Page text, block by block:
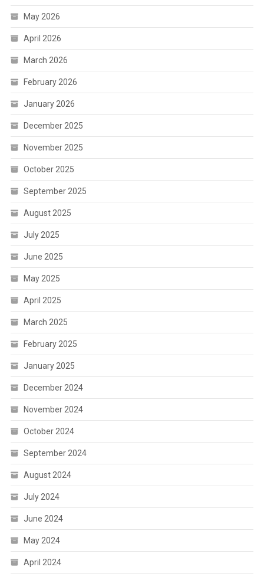
May 2026
April 2026
March 2026
February 2026
January 2026
December 2025
November 2025
October 2025
September 2025
August 2025
July 2025
June 2025
May 2025
April 2025
March 2025
February 2025
January 2025
December 2024
November 2024
October 2024
September 2024
August 2024
July 2024
June 2024
May 2024
April 2024